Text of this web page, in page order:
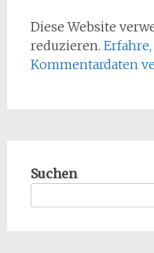
Diese Website
reduzieren.
Kommentardaten
Suchen